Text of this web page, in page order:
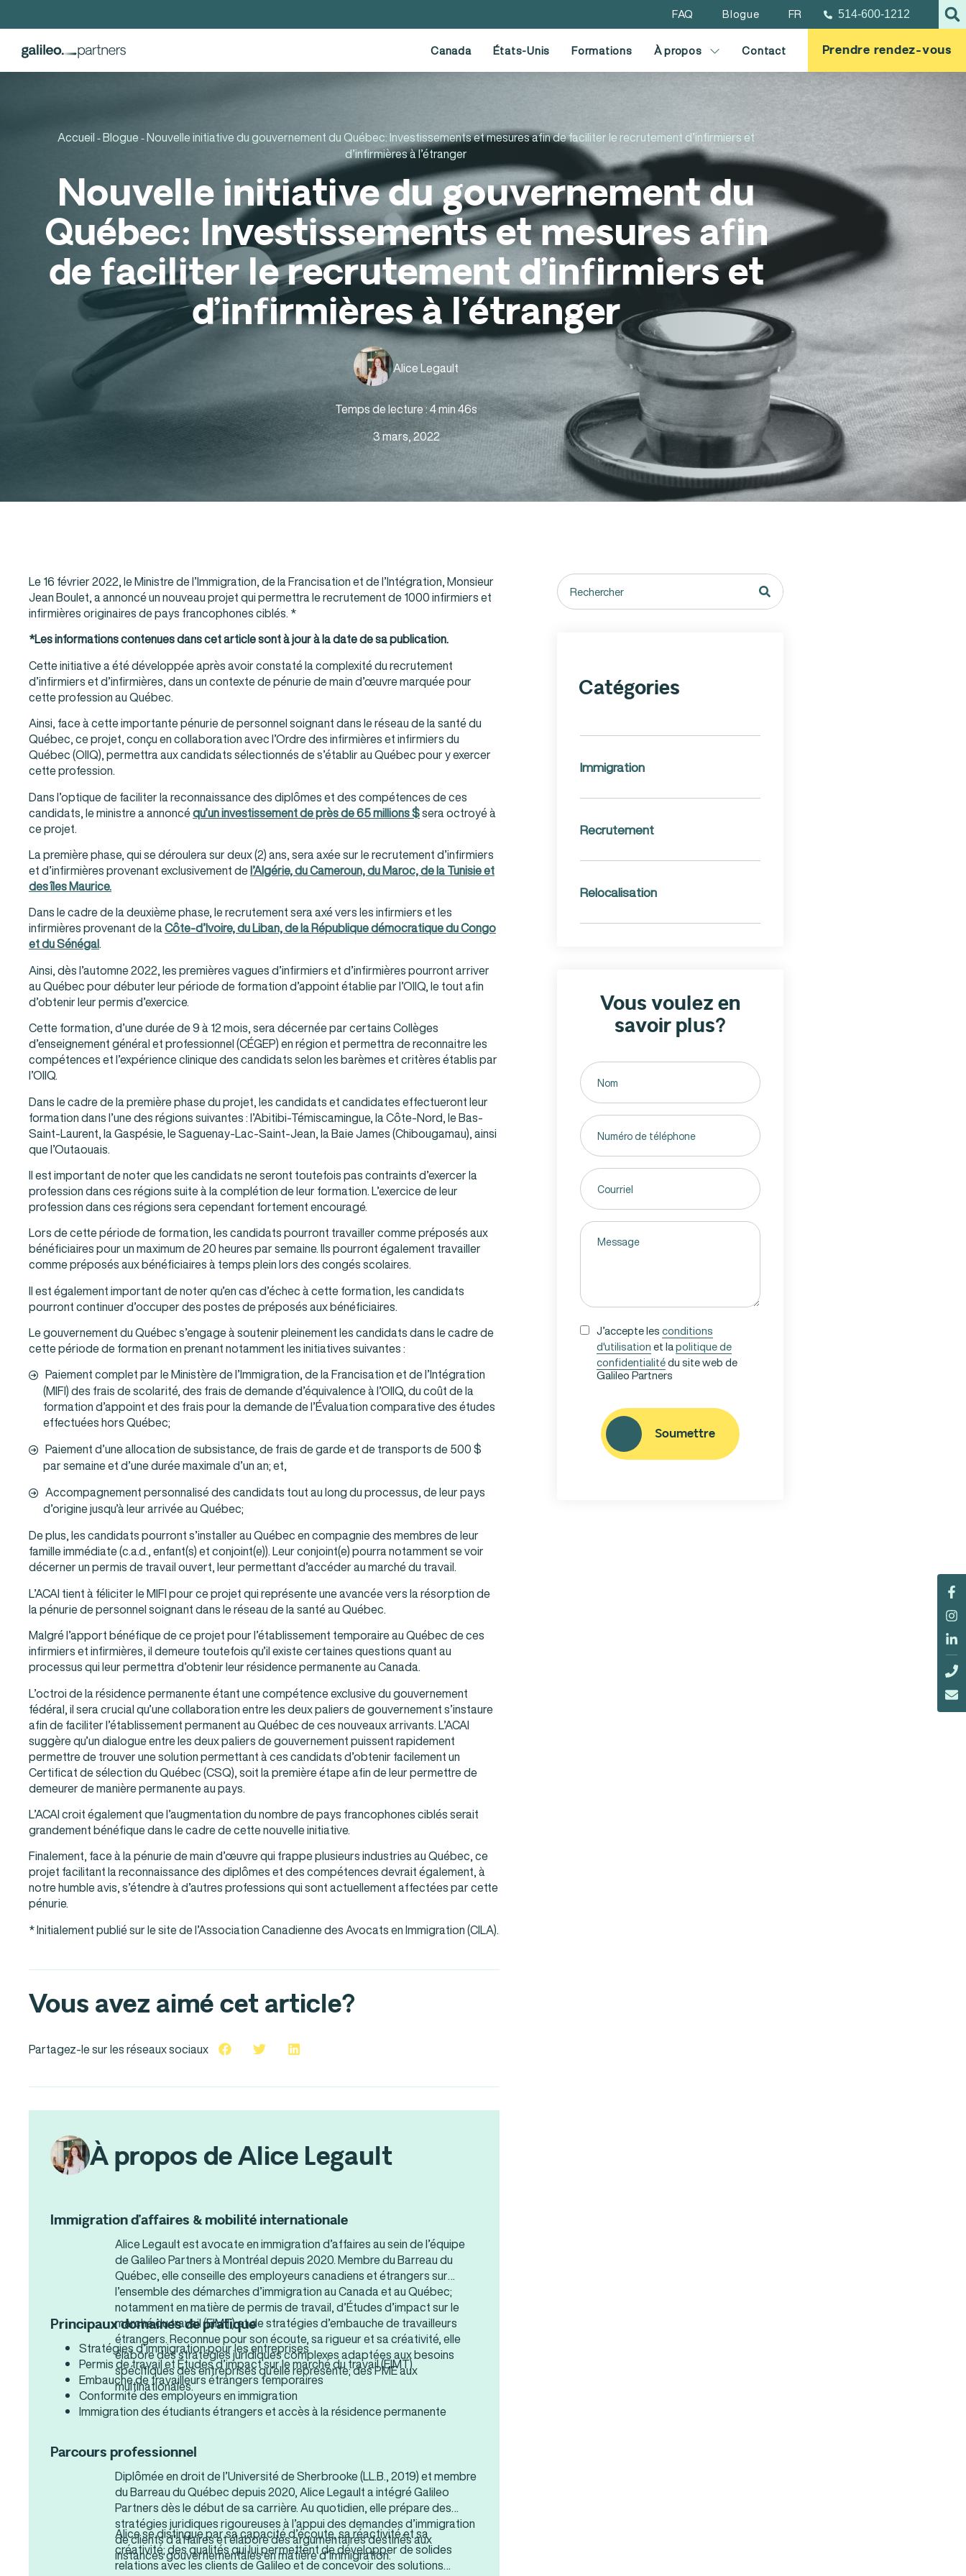
FAQ Blogue FR 514-600-1212
Canada États-Unis Formations À propos Contact Prendre rendez-vous
Accueil -Blogue-Nouvelle initiative du gouvernement du Québec: Investissements et mesures afin de faciliter le recrutement d’infirmiers et
d’infirmières à l’étranger
Nouvelle initiative du gouvernement du
Québec: Investissements et mesures afin
de faciliter le recrutement d’infirmiers et
d’infirmières à l’étranger
Alice Legault
Temps de lecture : 4 min 46s
3 mars, 2022
Le 16 février 2022, le Ministre de l’Immigration, de la Francisation et de l’Intégration, Monsieur
Jean Boulet, a annoncé un nouveau projet qui permettra le recrutement de 1000 infirmiers et
infirmières originaires de pays francophones ciblés. *
*Les informations contenues dans cet article sont à jour à la date de sa publication.
Cette initiative a été développée après avoir constaté la complexité du recrutement
d’infirmiers et d’infirmières, dans un contexte de pénurie de main d’œuvre marquée pour
cette profession au Québec.
Ainsi, face à cette importante pénurie de personnel soignant dans le réseau de la santé du
Québec, ce projet, conçu en collaboration avec l’Ordre des infirmières et infirmiers du
Québec (OIIQ), permettra aux candidats sélectionnés de s’établir au Québec pour y exercer
cette profession.
Dans l’optique de faciliter la reconnaissance des diplômes et des compétences de ces
candidats, le ministre a annoncéqu’un investissement de près de 65 millions $sera octroyé à
ce projet.
La première phase, qui se déroulera sur deux (2) ans, sera axée sur le recrutement d’infirmiers
et d’infirmières provenant exclusivement del’Algérie, du Cameroun, du Maroc, de la Tunisie et
des îles Maurice.
Dans le cadre de la deuxième phase, le recrutement sera axé vers les infirmiers et les
infirmières provenant de laCôte-d’Ivoire, du Liban, de la République démocratique du Congo
et du Sénégal.
Ainsi, dès l’automne 2022, les premières vagues d’infirmiers et d’infirmières pourront arriver
au Québec pour débuter leur période de formation d’appoint établie par l’OIIQ, le tout afin
d’obtenir leur permis d’exercice.
Cette formation, d’une durée de 9 à 12 mois, sera décernée par certains Collèges
d’enseignement général et professionnel (CÉGEP) en région et permettra de reconnaitre les
compétences et l’expérience clinique des candidats selon les barèmes et critères établis par
l’OIIQ.
Dans le cadre de la première phase du projet, les candidats et candidates effectueront leur
formation dans l’une des régions suivantes : l’Abitibi-Témiscamingue, la Côte-Nord, le Bas-
Saint-Laurent, la Gaspésie, le Saguenay-Lac-Saint-Jean, la Baie James (Chibougamau), ainsi
que l’Outaouais.
Il est important de noter que les candidats ne seront toutefois pas contraints d’exercer la
profession dans ces régions suite à la complétion de leur formation. L’exercice de leur
profession dans ces régions sera cependant fortement encouragé.
Lors de cette période de formation, les candidats pourront travailler comme préposés aux
bénéficiaires pour un maximum de 20 heures par semaine. Ils pourront également travailler
comme préposés aux bénéficiaires à temps plein lors des congés scolaires.
Il est également important de noter qu’en cas d’échec à cette formation, les candidats
pourront continuer d’occuper des postes de préposés aux bénéficiaires.
Le gouvernement du Québec s’engage à soutenir pleinement les candidats dans le cadre de
cette période de formation en prenant notamment les initiatives suivantes :
Paiement complet par le Ministère de l’Immigration, de la Francisation et de l’Intégration
(MIFI) des frais de scolarité, des frais de demande d’équivalence à l’OIIQ, du coût de la
formation d’appoint et des frais pour la demande de l’Évaluation comparative des études
effectuées hors Québec;
Paiement d’une allocation de subsistance, de frais de garde et de transports de 500 $
par semaine et d’une durée maximale d’un an; et,
Accompagnement personnalisé des candidats tout au long du processus, de leur pays
d’origine jusqu’à leur arrivée au Québec;
De plus, les candidats pourront s’installer au Québec en compagnie des membres de leur
famille immédiate (c.a.d., enfant(s) et conjoint(e)). Leur conjoint(e) pourra notamment se voir
décerner un permis de travail ouvert, leur permettant d’accéder au marché du travail.
L’ACAI tient à féliciter le MIFI pour ce projet qui représente une avancée vers la résorption de
la pénurie de personnel soignant dans le réseau de la santé au Québec.
Malgré l’apport bénéfique de ce projet pour l’établissement temporaire au Québec de ces
infirmiers et infirmières, il demeure toutefois qu’il existe certaines questions quant au
processus qui leur permettra d’obtenir leur résidence permanente au Canada.
L’octroi de la résidence permanente étant une compétence exclusive du gouvernement
fédéral, il sera crucial qu’une collaboration entre les deux paliers de gouvernement s’instaure
afin de faciliter l’établissement permanent au Québec de ces nouveaux arrivants. L’ACAI
suggère qu’un dialogue entre les deux paliers de gouvernement puissent rapidement
permettre de trouver une solution permettant à ces candidats d’obtenir facilement un
Certificat de sélection du Québec (CSQ), soit la première étape afin de leur permettre de
demeurer de manière permanente au pays.
L’ACAI croit également que l’augmentation du nombre de pays francophones ciblés serait
grandement bénéfique dans le cadre de cette nouvelle initiative.
Finalement, face à la pénurie de main d’œuvre qui frappe plusieurs industries au Québec, ce
projet facilitant la reconnaissance des diplômes et des compétences devrait également, à
notre humble avis, s’étendre à d’autres professions qui sont actuellement affectées par cette
pénurie.
* Initialement publié sur le site de l’Association Canadienne des Avocats en Immigration (CILA).
Vous avez aimé cet article?
Partagez-le sur les réseaux sociaux
À propos de Alice Legault
Immigration d’affaires & mobilité internationale
Alice Legault est avocate en immigration d’affaires au sein de l’équipe
de Galileo Partners à Montréal depuis 2020. Membre du Barreau du
Québec, elle conseille des employeurs canadiens et étrangers sur
l’ensemble des démarches d’immigration au Canada et au Québec;
notamment en matière de permis de travail, d’Études d’impact sur le
marché du travail (EIMT) et de stratégies d’embauche de travailleurs
étrangers. Reconnue pour son écoute, sa rigueur et sa créativité, elle
élabore des stratégies juridiques complexes adaptées aux besoins
spécifiques des entreprises qu’elle représente; des PME aux
multinationales.
Principaux domaines de pratique
Stratégies d’immigration pour les entreprises
Permis de travail et Études d’impact sur le marché du travail (EIMT)
Embauche de travailleurs étrangers temporaires
Conformité des employeurs en immigration
Immigration des étudiants étrangers et accès à la résidence permanente
Parcours professionnel
Diplômée en droit de l’Université de Sherbrooke (LL.B., 2019) et membre
du Barreau du Québec depuis 2020, Alice Legault a intégré Galileo
Partners dès le début de sa carrière. Au quotidien, elle prépare des
stratégies juridiques rigoureuses à l’appui des demandes d’immigration
de clients d’affaires et élabore des argumentaires destinés aux
instances gouvernementales en matière d’immigration.
Alice se distingue par sa capacité d’écoute, sa réactivité et sa
créativité; des qualités qui lui permettent de développer de solides
relations avec les clients de Galileo et de concevoir des solutions
Catégories
Immigration
Recrutement
Relocalisation
Vous voulez en
savoir plus?
Untitled
(Nécessaire)
Phone
Email
(Nécessaire)
Untitled
(Nécessaire)
UNTITLED
(NÉCESSAIRE)
J’accepte lesconditions
d'utilisationet lapolitique de
confidentialitédu site web de
Galileo Partners
Soumettre